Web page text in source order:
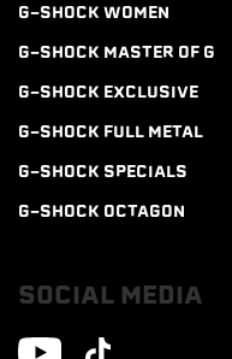
G-SHOCK WOMEN
G-SHOCK MASTER OF G
G-SHOCK EXCLUSIVE
G-SHOCK FULL METAL
G-SHOCK SPECIALS
G-SHOCK OCTAGON
SOCIAL MEDIA